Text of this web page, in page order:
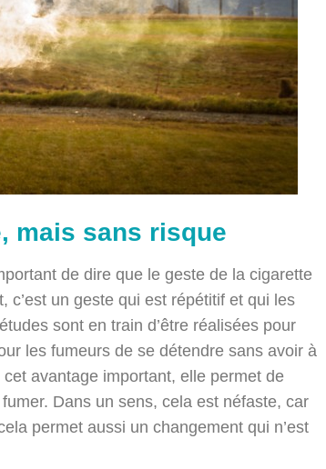
mais sans risque
de dire que le geste de la cigarette
c’est un geste qui est répétitif et qui les
sont en train d’être réalisées pour
les fumeurs de se détendre sans avoir à
avantage important, elle permet de
Dans un sens, cela est néfaste, car
permet aussi un changement qui n’est